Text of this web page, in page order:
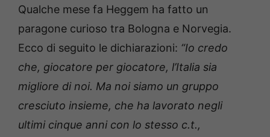
Qualche mese fa Heggem ha fatto un
paragone curioso tra Bologna e Norvegia.
Ecco di seguito le dichiarazioni: “Io credo
che, giocatore per giocatore, l’Italia sia
migliore di noi. Ma noi siamo un gruppo
cresciuto insieme, che ha lavorato negli
ultimi cinque anni con lo stesso c.t.,